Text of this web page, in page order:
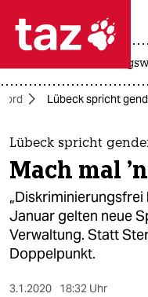
 taz
themen
politik
öko
gesellschaft
kultur
Lübeck spricht
Lübeck spricht
Mach mal
„Diskriminierungsfrei
Januar gelten neue
Verwaltung. Statt
Doppelpunkt.
3.1.2020 18:32 Uhr